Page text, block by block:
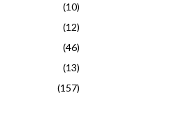
(10)
(12)
(46)
(13)
(157)